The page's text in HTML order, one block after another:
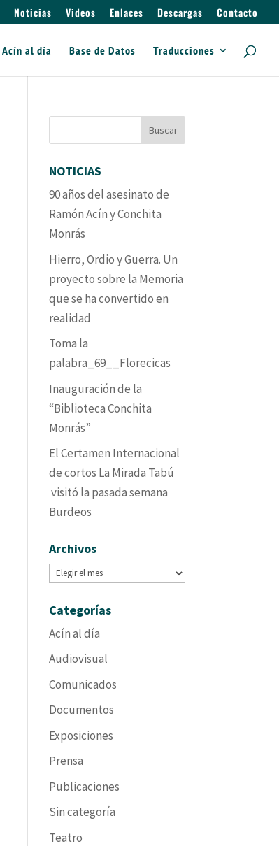
Noticias Videos Enlaces Descargas Contacto
Acín al día Base de Datos Traducciones
NOTICIAS
90 años del asesinato de
Ramón Acín y Conchita
Monrás
Hierro, Ordio y Guerra. Un
proyecto sobre la Memoria
que se ha convertido en
realidad
Toma la
palabra_69__Florecicas
Inauguración de la
“Biblioteca Conchita
Monrás”
El Certamen Internacional
de cortos La Mirada Tabú
visitó la pasada semana
Burdeos
Archivos
Archivos
Categorías
Acín al día
Audiovisual
Comunicados
Documentos
Exposiciones
Prensa
Publicaciones
Sin categoría
Teatro